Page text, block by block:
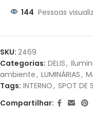
Parcelas:
JUROS
2X DE R$38,20SEM
JUROS
144 Pessoas
SKU: 2469
Categorias: DELIS,
ambiente, LUMINÁRIAS,
Tags: INTERNO, SPOT DE
Compartilhar: